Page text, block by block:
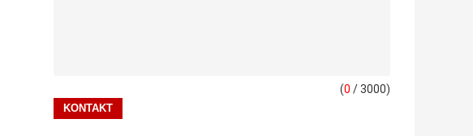
(0 / 3000)